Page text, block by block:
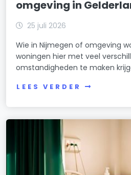
omgeving in
25 juli 2026
Wie in Nijmegen of omgeving
woningen hier met veel
omstandigheden te maken
LEES VERDER